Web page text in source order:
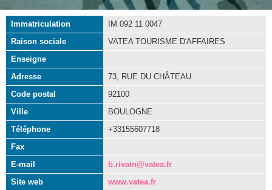
Immatriculation
IM 092 11 0047
Raison sociale
VATEA TOURISME D'AFFAIRES
Enseigne
Adresse
73, RUE DU CHÂTEAU
Code postal
92100
Ville
BOULOGNE
Téléphone
+33155607718
Fax
E-mail
b.rivain@vatea.fr
Site web
www.vatea.fr